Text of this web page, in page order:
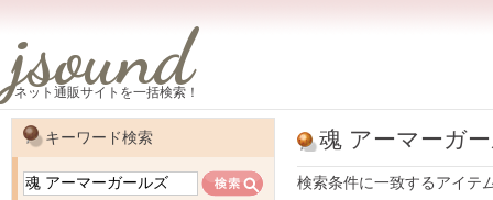
jsound
ネット通販サイトを一括検索！
魂 アーマーガ
検索条件に一致するアイテ
キーワード検索